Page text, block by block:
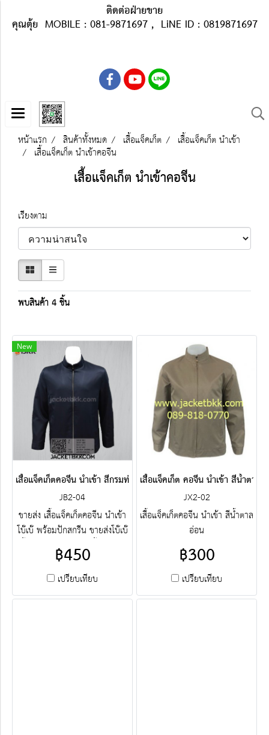
ติดต่อฝ่ายขาย
คุณตุ้ย MOBILE : 081-9871697 , LiNE ID : 0819871697
หน้าแรก สินค้าทั้งหมด เสื้อแจ็คเก็ต เสื้อแจ็คเก็ต นำเข้า
เสื้อแจ็คเก็ต นำเข้าคอจีน
เสื้อแจ็คเก็ต นำเข้าคอจีน
เรียงตาม
พบสินค้า 4 ชิ้น
New
เสื้อแจ็คเก็ตคอจีน นำเข้า สีกรมท่าเข้ม
JB2-04
ขายส่ง เสื้อแจ็คเก็ตคอจีน นำเข้า
โบ๊เบ๊ พร้อมปักสกรีน ขายส่งโบ๊เบ๊
เสื้อแจ็คเก็ตสำเร็จรูป เสื้อแจ็คเก็ต
ผ้าร่ม สั่งตัดเสื้อแจ็คเก็ต ฯลฯ
ติดต่อฝ่ายขาย Line :
฿450
เปรียบเทียบ
เสื้อแจ็คเก็ต คอจีน นำเข้า สีน้ำตาล
JX2-02
เสื้อแจ็คเก็ตคอจีน นำเข้า สีน้ำตาล
อ่อน
฿300
เปรียบเทียบ